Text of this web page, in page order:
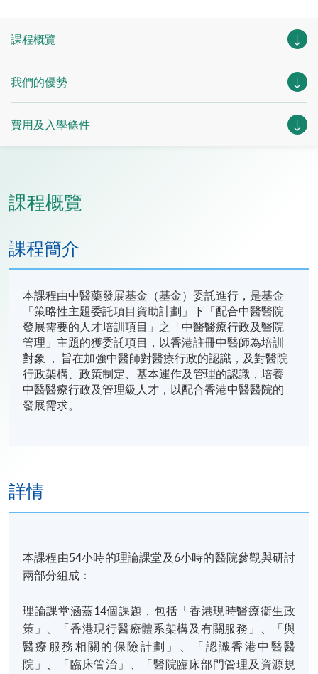
課程概覽
我們的優勢
費用及入學條件
課程概覽
課程簡介
本課程由中醫藥發展基金（基金）委託進行，是基金
「策略性主題委託項目資助計劃」下「配合中醫醫院
發展需要的人才培訓項目」之「中醫醫療行政及醫院
管理」主題的獲委託項目，以香港註冊中醫師為培訓
對象 ， 旨在加強中醫師對醫療行政的認識，及對醫院
行政架構、政策制定、基本運作及管理的認識，培養
中醫醫療行政及管理級人才，以配合香港中醫醫院的
發展需求。
詳情
本課程由54小時的理論課堂及6小時的醫院參觀與研討
兩部分組成：
理論課堂涵蓋14個課題，包括「香港現時醫療衞生政
策」、「香港現行醫療體系架構及有關服務」、「與
醫療服務相關的保險計劃」、「認識香港中醫醫
院」、「臨床管治」、「醫院臨床部門管理及資源規